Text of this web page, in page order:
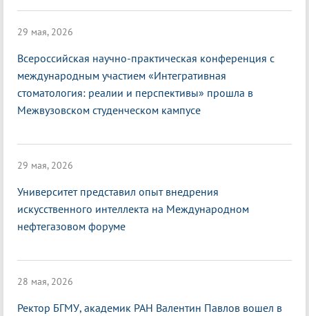
29 мая, 2026
Всероссийская научно-практическая конференция с
международным участием «Интегративная
стоматология: реалии и перспективы» прошла в
Межвузовском студенческом кампусе
29 мая, 2026
Университет представил опыт внедрения
искусственного интеллекта на Международном
нефтегазовом форуме
28 мая, 2026
Ректор БГМУ, академик РАН Валентин Павлов вошел в